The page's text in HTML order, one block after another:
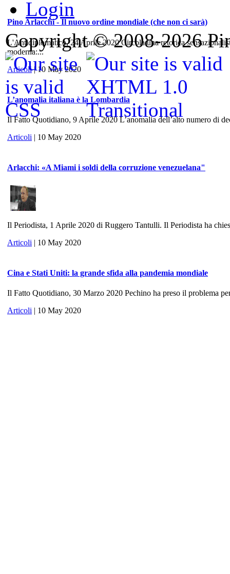
Pino Arlacchi - Il nuovo ordine mondiale (che non ci sarà)
L'Antidiplomatico, 24 Aprile 2020 Circola una retorica
moderna:...
Articoli| 10 May 2020
L’anomalia italiana è la Lombardia
Il Fatto Quotidiano, 9 Aprile 2020 L’anomalia dell’alto numero di
Articoli | 10 May 2020
Arlacchi: «A Miami i soldi della corruzione venezuelana"
Il Periodista, 1 Aprile 2020 di Ruggero Tantulli. Il Periodista ha
Articoli | 10 May 2020
Cina e Stati Uniti: la grande sfida alla pandemia mondiale
Il Fatto Quotidiano, 30 Marzo 2020 Pechino ha preso il problema
Articoli | 10 May 2020
Login
Copyright © 2008-2026